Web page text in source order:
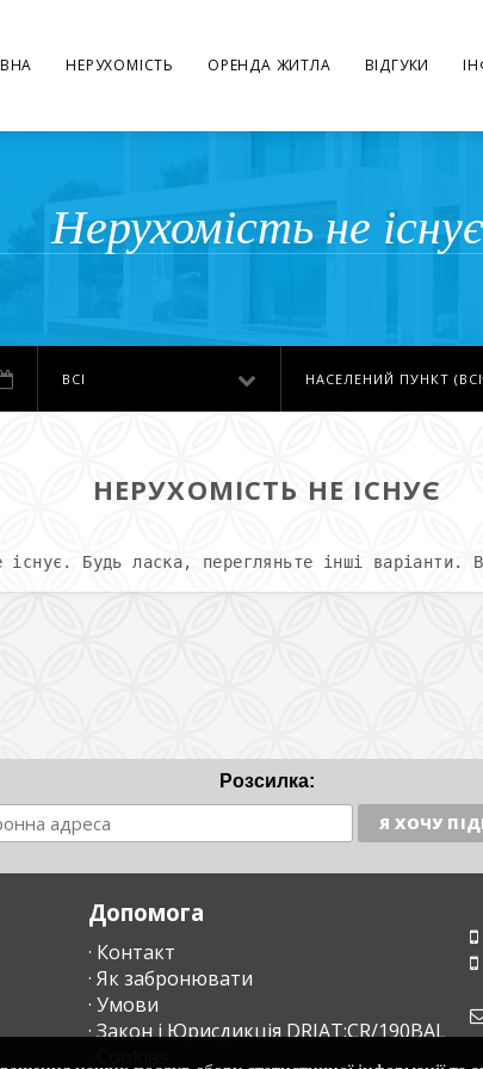
НЕРУХОМІСТЬ ОРЕНДА ЖИТЛА ВІДГУКИ
Нерухомість не існує
ВСІ НАСЕЛЕНИЙ ПУНКТ
НЕРУХОМІСТЬ НЕ ІСНУЄ
Будь ласка, перегляньте інші варіанти.
Розсилка:
Допомога
· Контакт
· Як забронювати
· Умови
· Закон і Юрисдикція DRIAT:CR/190BAL